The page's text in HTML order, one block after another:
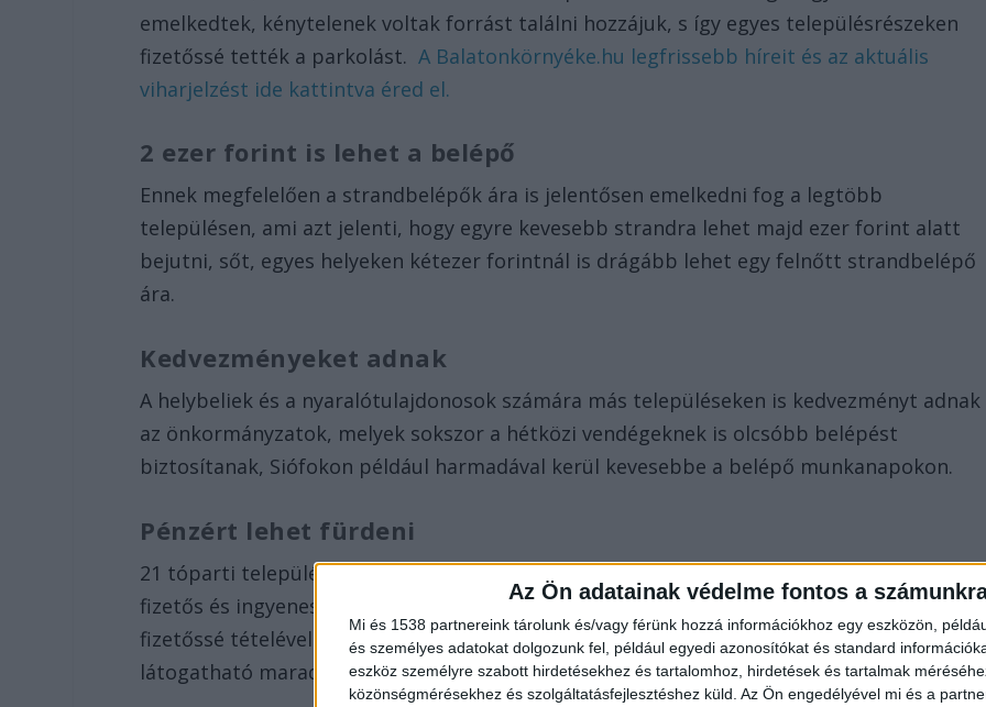
Az Ön adatainak védelme fontos a
Mi és 1538 partnereink tárolunk és/vagy férünk hozzá információkhoz egy eszközön,
és személyes adatokat dolgozunk fel, például egyedi azonosítókat és standard
eszköz személyre szabott hirdetésekhez és tartalomhoz, hirdetések és tartalmak
közönségmérésekhez és szolgáltatásfejlesztéshez küld. Az Ön engedélyével mi és a
emelkedtek, kénytelenek voltak forrást találni hozzájuk, s így egyes településrészeken
fizetőssé tették a parkolást.A Balatonkörnyéke.hu legfrissebb híreit és az aktuális
viharjelzést ide kattintva éred el.
2 ezer forint is lehet a belépő
Ennek megfelelően a strandbelépők ára is jelentősen emelkedni fog a legtöbb
településen, ami azt jelenti, hogy egyre kevesebb strandra lehet majd ezer forint alatt
bejutni, sőt, egyes helyeken kétezer forintnál is drágább lehet egy felnőtt strandbelépő
ára.
Kedvezményeket adnak
A helybeliek és a nyaralótulajdonosok számára más településeken is kedvezményt adnak
az önkormányzatok, melyek sokszor a hétközi vendégeknek is olcsóbb belépést
biztosítanak, Siófokon például harmadával kerül kevesebbe a belépő munkanapokon.
Pénzért lehet fürdeni
21 tóparti településen már csak pénzért lehet fürdeni a Balatonban, 11 esetében pedig
fizetős és ingyenes partszakaszokat is találni lehet. Más településeken viszont a
fizetőssé tételével igyekeztek fedezni a dráguló költségeket, hogy továbbra is
látogatható maradjon a helyi szabadstrand.